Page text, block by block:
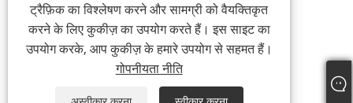
ट्रैफ़िक का विश्लेषण करने और सामग्री को वैयक्तिकृत
करने के लिए कुकीज़ का उपयोग करते हैं। इस साइट का
उपयोग करके, आप कुकीज़ के हमारे उपयोग से सहमत हैं।
गोपनीयता नीति